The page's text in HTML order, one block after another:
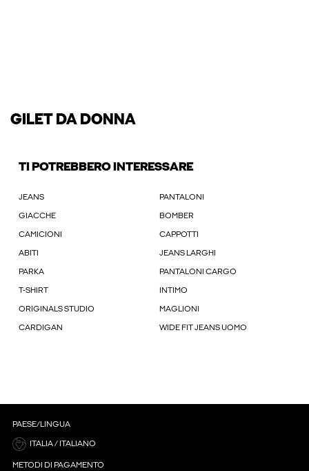
GILET DA DONNA
TI POTREBBERO INTERESSARE
JEANS PANTALONI
GIACCHE BOMBER
CAMICIONI CAPPOTTI
ABITI JEANS LARGHI
PARKA PANTALONI CARGO
T-SHIRT INTIMO
ORIGINALS STUDIO MAGLIONI
CARDIGAN WIDE FIT JEANS UOMO
PAESE/LINGUA
ITALIA / ITALIANO
METODI DI PAGAMENTO